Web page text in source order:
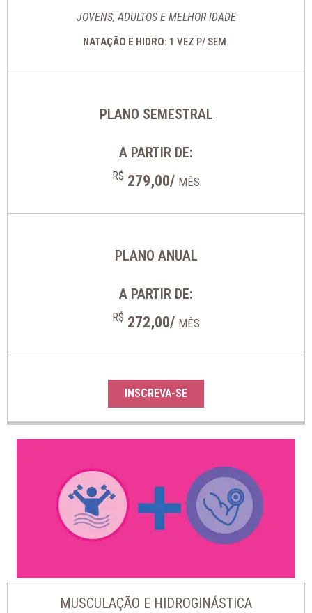
JOVENS, ADULTOS E MELHOR IDADE
NATAÇÃO E HIDRO: 1 VEZ P/ SEM.
PLANO SEMESTRAL
A PARTIR DE:
R$ 279,00/ MÊS
PLANO ANUAL
A PARTIR DE:
R$ 272,00/ MÊS
INSCREVA-SE
MUSCULAÇÃO E HIDROGINÁSTICA